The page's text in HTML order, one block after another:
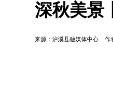
深秋美景
来源：泸溪县融媒体中心 作